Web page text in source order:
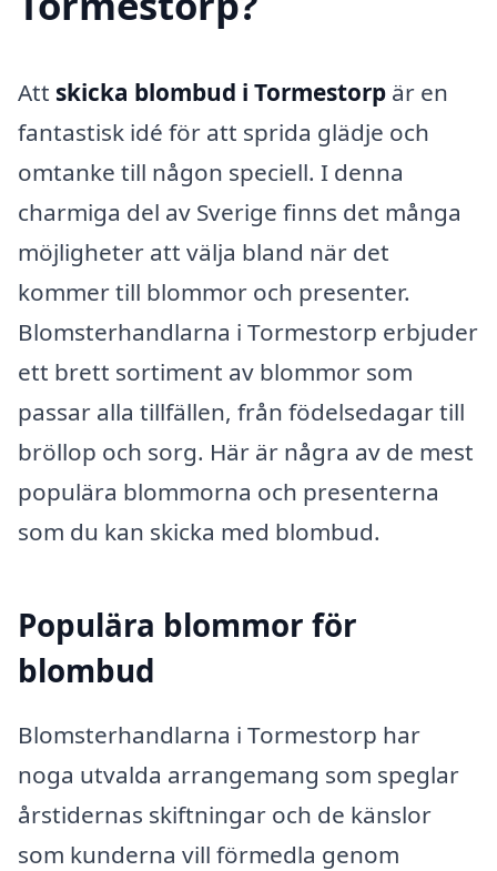
Att skicka blombud i Tormestorp är en
fantastisk idé för att sprida glädje och
omtanke till någon speciell. I denna
charmiga del av Sverige finns det många
möjligheter att välja bland när det
kommer till blommor och presenter.
Blomsterhandlarna i Tormestorp erbjuder
ett brett sortiment av blommor som
passar alla tillfällen, från födelsedagar till
bröllop och sorg. Här är några av de mest
populära blommorna och presenterna
som du kan skicka med blombud.
Populära blommor för
blombud
Blomsterhandlarna i Tormestorp har
noga utvalda arrangemang som speglar
årstidernas skiftningar och de känslor
som kunderna vill förmedla genom